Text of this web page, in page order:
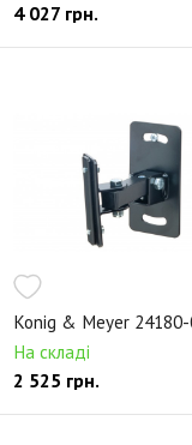
Подставки для нот
Аксессуары к
Подставки и
Подставки и
Подставки для
Стойки для
Держатели для
19-дюймовое
Рэковые сетевые
4 027 грн.
Konig & Meyer
На складі
2 525 грн.